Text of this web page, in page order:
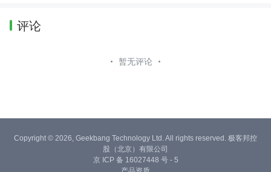
评论
暂无评论
Copyright © 2026, Geekbang Technology Ltd. All rights reserved. 极客邦控
股（北京）有限公司
京 ICP 备 16027448 号 - 5